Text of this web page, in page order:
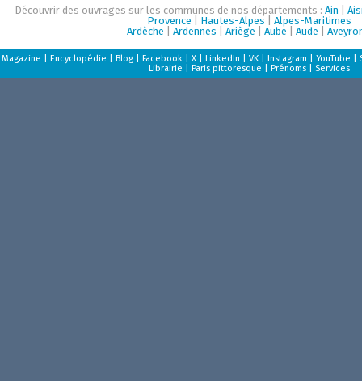
Découvrir des ouvrages sur les communes de nos départements : Ain
Provence
Hautes-Alpes
Alpes-Maritimes
Ardèche
Ardennes Ariège Aube Aude
Magazine Encyclopédie Blog| Facebook| X| LinkedIn VK| Instagram YouTube
Librairie
Paris pittoresque Prénoms| Services